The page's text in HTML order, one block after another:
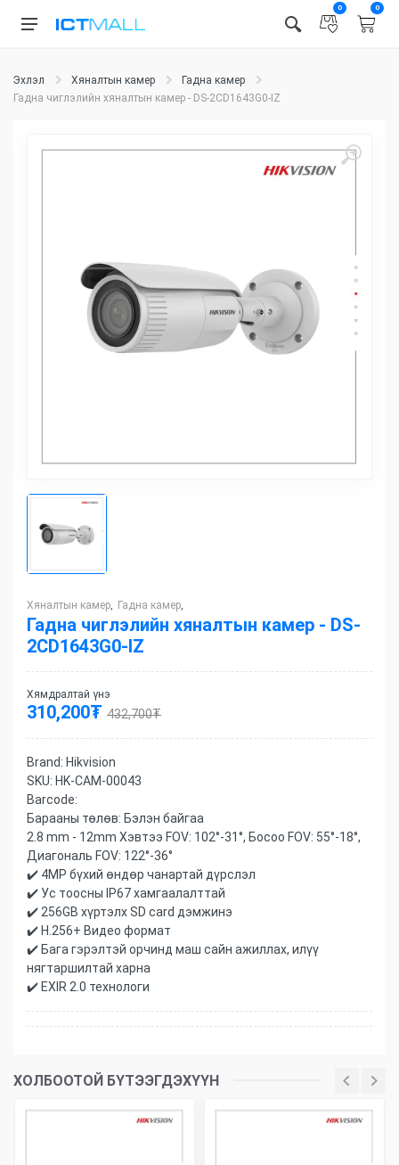
0 0
Эхлэл Хяналтын камер
Гадна камер
Гадна чиглэлийн хяналтын камер - DS-2CD1643G0-IZ
Хяналтын камер Гадна камер
Гадна чиглэлийн хяналтын камер - DS-
2CD1643G0-IZ
Хямдралтай үнэ
310,200₮ 432,700₮
Brand: Hikvision
SKU: HK-CAM-00043
Barcode:
Барааны төлөв: Бэлэн байгаа
2.8 mm - 12mm Хэвтээ FOV: 102°-31°, Босоо FOV: 55°-18°,
Диагональ FOV: 122°-36°
✔️ 4MP бүхий өндөр чанартай дүрслэл
✔️ Ус тоосны IP67 хамгаалалттай
✔️ 256GB хүртэлх SD card дэмжинэ
✔️ H.256+ Видео формат
✔️ Бага гэрэлтэй орчинд маш сайн ажиллах, илүү
нягтаршилтай харна
✔️ EXIR 2.0 технологи
ХОЛБООТОЙ БҮТЭЭГДЭХҮҮН